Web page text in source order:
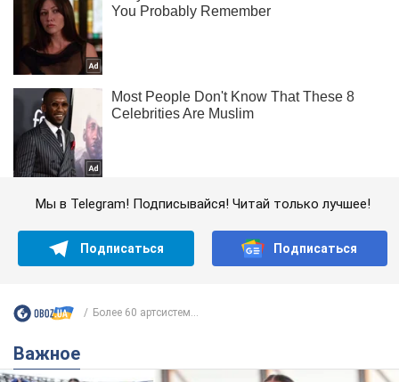
Мы в Telegram! Подписывайся! Читай только лучшее!
Подписаться Подписаться
Более 60 артсистем...
Важное